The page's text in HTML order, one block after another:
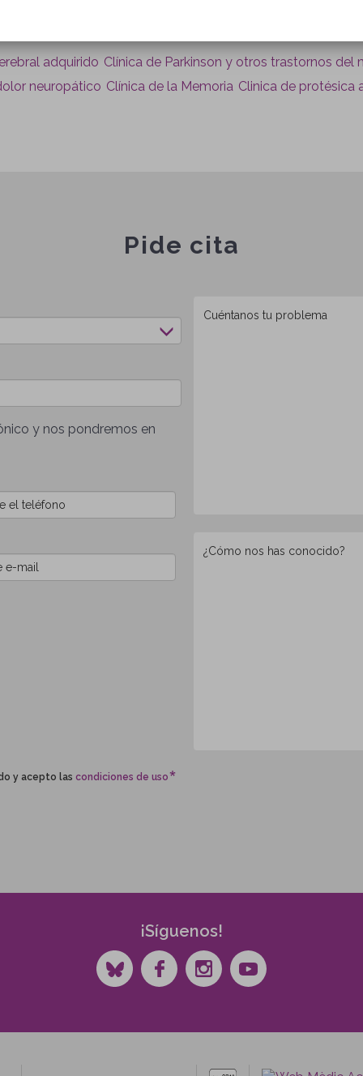
adquirido Clínica de Parkinson y otros trastornos del
neuropático Clínica de la Memoria Clinica de protésica
Pide cita
y nos pondremos en
nos
y acepto las condiciones de uso
¡Síguenos!